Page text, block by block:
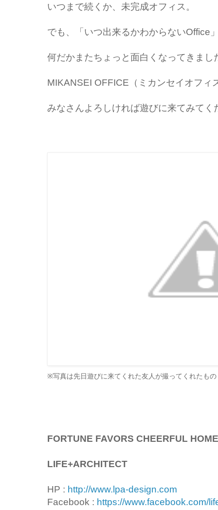
いつまで続くか、未完成オフィス。
でも、「いつ出来るかわからないOffice
何だかまたちょっと面白くなってきまし
MIKANSEI OFFICE（ミカンセイオフィ
みなさんよろしければ遊びに来てみて
※写真は先日遊びに来てくれた友人が撮ってくれたもの
FORTUNE FAVORS CHEERFUL
LIFE+ARCHITECT
HP : http://www.lpa-design.com
Facebook : https://www.facebook.com/